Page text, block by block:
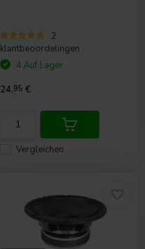
2
klantbeoordelingen
Vergleichen
4 Auf Lager
24,95 €